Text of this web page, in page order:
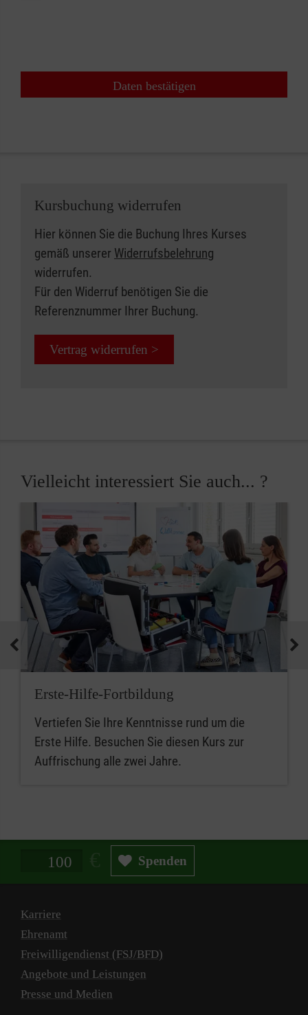
Daten bestätigen
Kursbuchung widerrufen
Hier können Sie die Buchung Ihres Kurses
gemäß unserer Widerrufsbelehrung
widerrufen.
Für den Widerruf benötigen Sie die
Referenznummer Ihrer Buchung.
Vertrag widerrufen >
Vielleicht interessiert Sie auch... ?
Erste-Hilfe-Fortbildung
Vertiefen Sie Ihre Kenntnisse rund um die
Erste Hilfe. Besuchen Sie diesen Kurs zur
Auffrischung alle zwei Jahre.
Spendenbetrag in Euro Spenden
Karriere
Ehrenamt
Freiwilligendienst (FSJ/BFD)
Angebote und Leistungen
Presse und Medien